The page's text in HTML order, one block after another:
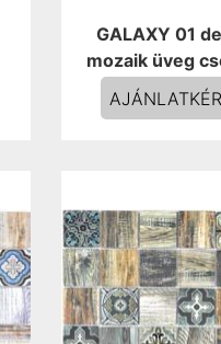
GALAXY 01
mozaik üveg